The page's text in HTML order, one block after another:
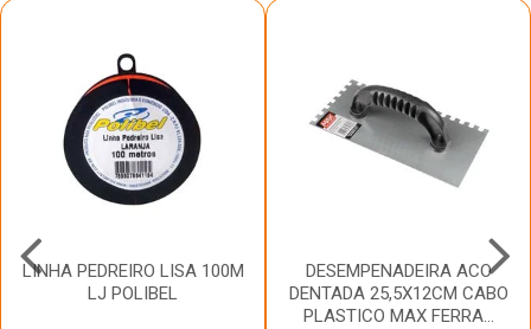
LINHA PEDREIRO LISA 100M
LJ POLIBEL
DESEMPENADEIRA ACO
DENTADA 25,5X12CM CABO
PLASTICO MAX FERRA...